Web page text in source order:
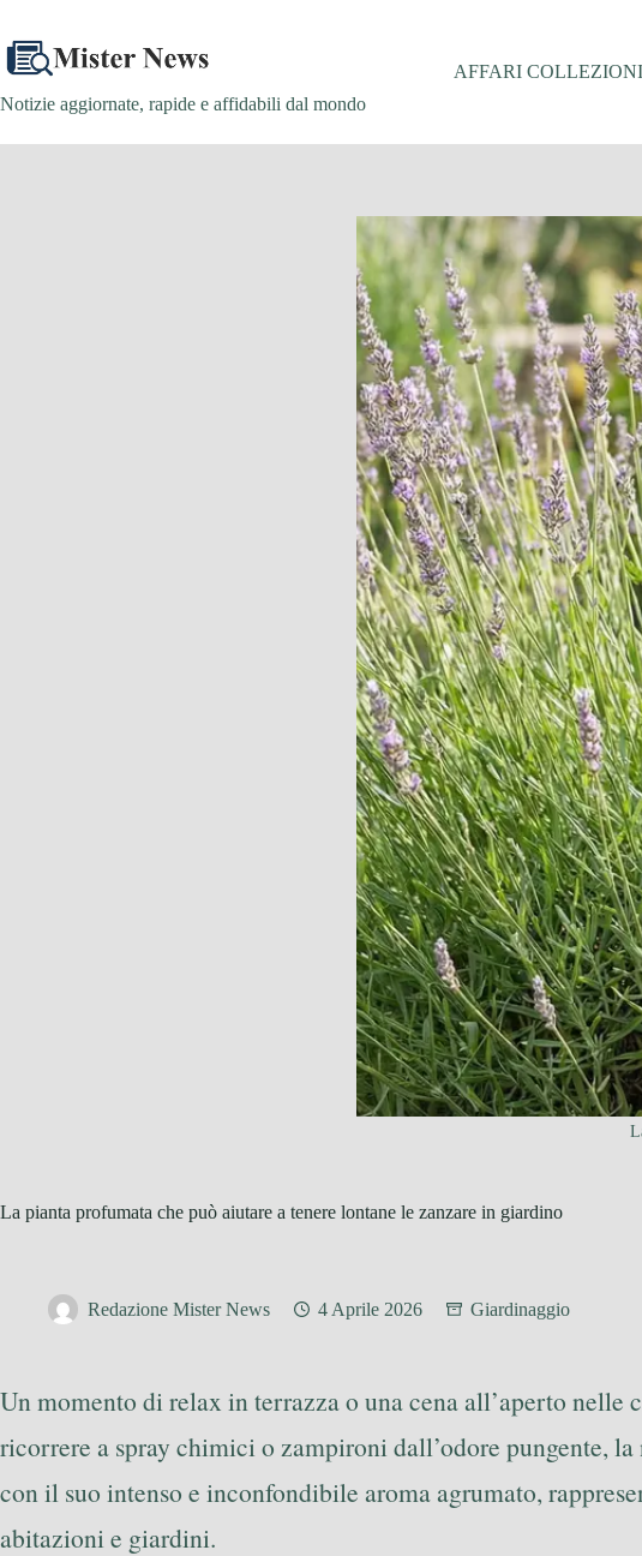
contenuto
Notizie aggiornate, rapide e affidabili dal mondo
AFFARI
La pianta profumata che può aiutare a tenere lontane le zanzare in giardino
Redazione Mister News 4 Aprile 2026 Giardinaggio
Un momento di relax in terrazza o una cena all’aperto nelle
ricorrere a spray chimici o zampironi dall’odore pungente,
con il suo intenso e inconfondibile aroma agrumato,
abitazioni e giardini.